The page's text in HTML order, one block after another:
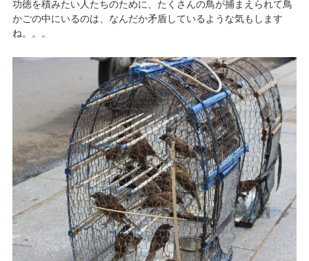
功徳を積みたい人たちのために、たくさんの鳥が捕まえられて鳥
かごの中にいるのは、なんだか矛盾しているような気もします
ね。。。